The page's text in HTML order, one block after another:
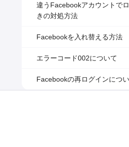
違うFacebookアカウントで
きの対処方法
Facebookを入れ替える方法
エラーコード002について
Facebookの再ログインにつ